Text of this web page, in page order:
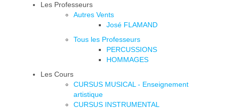
Les Professeurs
Autres Vents
José FLAMAND
Tous les Professeurs
PERCUSSIONS
HOMMAGES
Les Cours
CURSUS MUSICAL - Enseignement
artistique
CURSUS INSTRUMENTAL